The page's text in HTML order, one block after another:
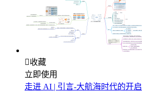
收藏
立即使用
走进 AI | 引言-大航海时代的开启